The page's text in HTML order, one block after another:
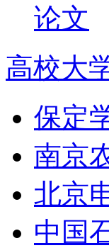
论文
高校大
保定
南京
北京
中国